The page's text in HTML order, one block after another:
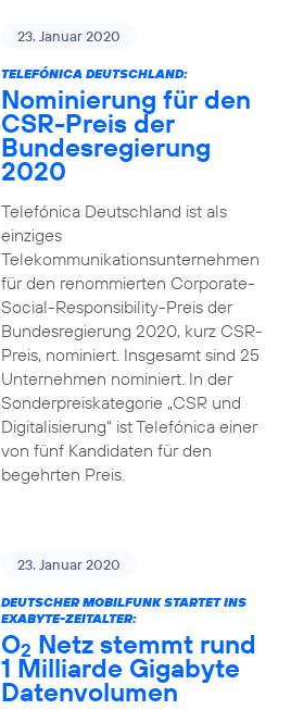
23. Januar 2020
TELEFÓNICA DEUTSCHLAND:
Nominierung für den
CSR-Preis der
Bundesregierung
2020
Telefónica Deutschland ist als
einziges
Telekommunikationsunternehmen
für den renommierten Corporate-
Social-Responsibility-Preis der
Bundesregierung 2020, kurz CSR-
Preis, nominiert. Insgesamt sind 25
Unternehmen nominiert. In der
Sonderpreiskategorie „CSR und
Digitalisierung“ ist Telefónica einer
von fünf Kandidaten für den
begehrten Preis.
23. Januar 2020
DEUTSCHER MOBILFUNK STARTET INS
EXABYTE-ZEITALTER:
O2 Netz stemmt rund
1 Milliarde Gigabyte
Datenvolumen